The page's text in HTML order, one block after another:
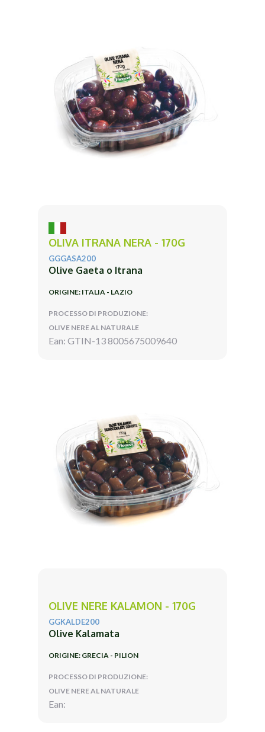
OLIVA ITRANA NERA - 170G
GGGASA200
Olive Gaeta o Itrana
ORIGINE: ITALIA - LAZIO
PROCESSO DI PRODUZIONE:
OLIVE NERE AL NATURALE
Ean: GTIN-13 8005675009640
OLIVE NERE KALAMON - 170G
GGKALDE200
Olive Kalamata
ORIGINE: GRECIA - PILION
PROCESSO DI PRODUZIONE:
OLIVE NERE AL NATURALE
Ean: